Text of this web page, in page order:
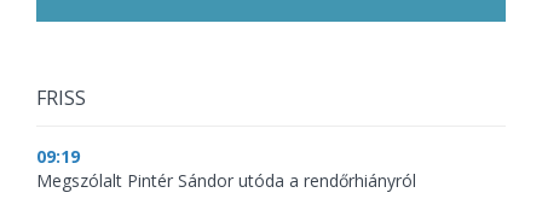
FRISS
09:19
Megszólalt Pintér Sándor utóda a rendőrhiányról